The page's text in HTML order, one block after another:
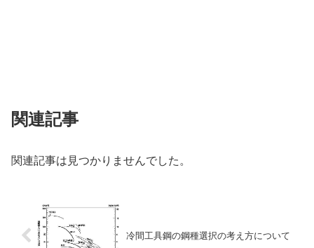
関連記事
関連記事は見つかりませんでした。
冷間工具鋼の鋼種選択の考え方について